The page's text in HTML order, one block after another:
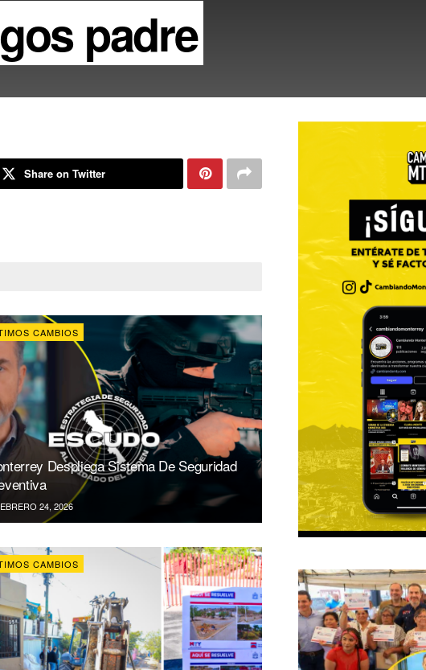
padre
Share on Twitter
CAMBIOS
Despliega Sistema De Seguridad
24, 2026
CAMBIOS